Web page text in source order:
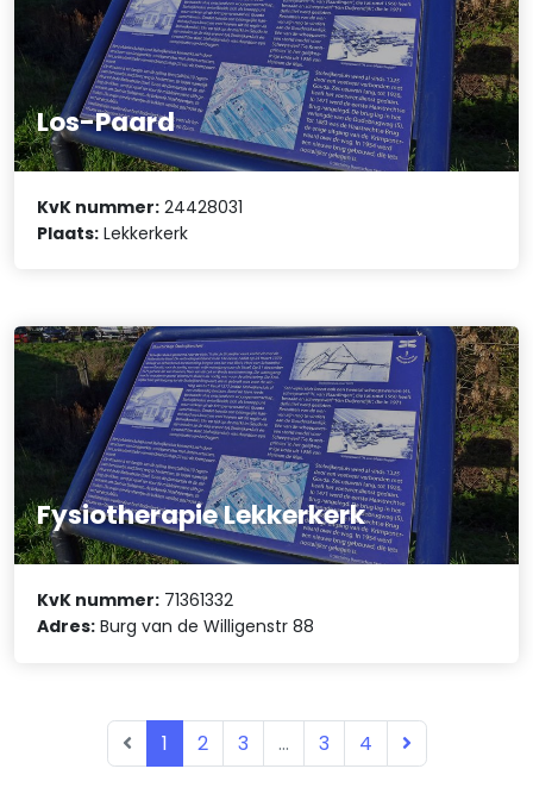
Los-Paard
KvK nummer: 24428031
Plaats: Lekkerkerk
Fysiotherapie Lekkerkerk
KvK nummer: 71361332
Adres: Burg van de Willigenstr 88
1 2 3 ... 3 4